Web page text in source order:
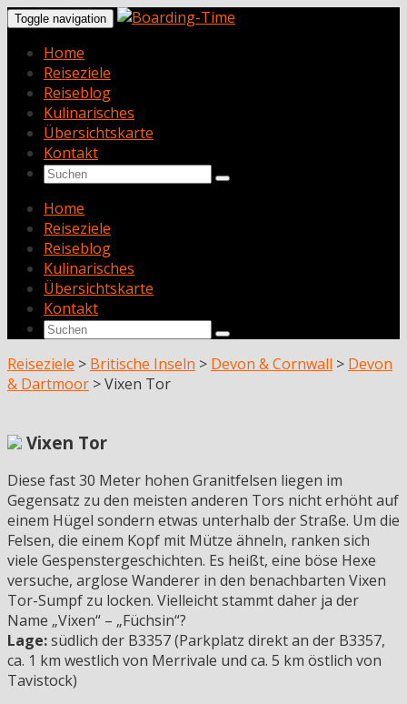
Toggle navigation
Home
Reiseziele
Reiseblog
Kulinarisches
Übersichtskarte
Kontakt
Home
Reiseziele
Reiseblog
Kulinarisches
Übersichtskarte
Kontakt
Reiseziele > Britische Inseln > Devon & Cornwall > Devon
& Dartmoor >Vixen Tor
Vixen Tor
Diese fast 30 Meter hohen Granitfelsen liegen im
Gegensatz zu den meisten anderen Tors nicht erhöht auf
einem Hügel sondern etwas unterhalb der Straße. Um die
Felsen, die einem Kopf mit Mütze ähneln, ranken sich
viele Gespenstergeschichten. Es heißt, eine böse Hexe
versuche, arglose Wanderer in den benachbarten Vixen
Tor-Sumpf zu locken. Vielleicht stammt daher ja der
Name „Vixen“ – „Füchsin“?
Lage:südlich der B3357 (Parkplatz direkt an der B3357,
ca. 1 km westlich von Merrivale und ca. 5 km östlich von
Tavistock)